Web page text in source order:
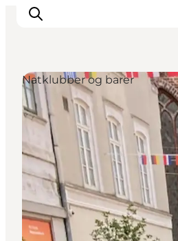
Oplevelser
Byer & Steder
Det sker
Overnatning
Planlæg din ferie
Booking
Natklubber og barer